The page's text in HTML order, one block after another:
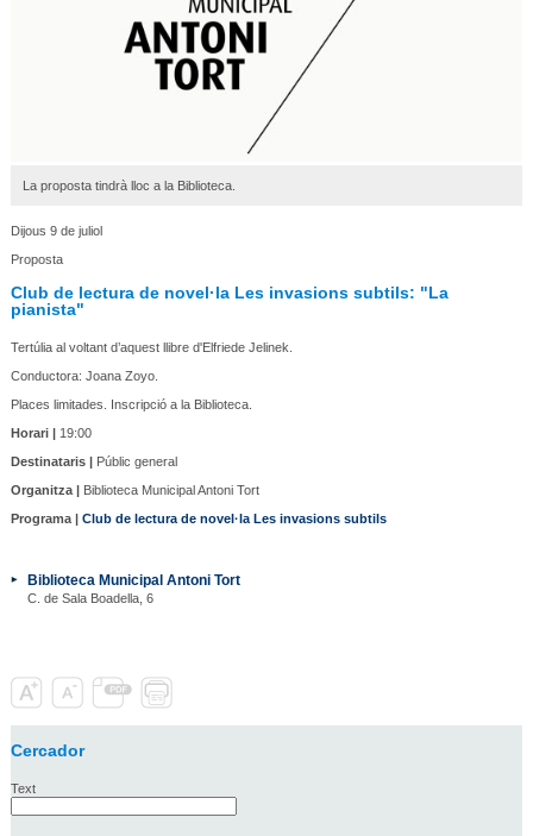
La proposta tindrà lloc a la Biblioteca.
Dijous 9 de juliol
Proposta
Club de lectura de novel·la Les invasions subtils: "La
pianista"
Tertúlia al voltant d’aquest llibre d'Elfriede Jelinek.
Conductora: Joana Zoyo.
Places limitades. Inscripció a la Biblioteca.
Horari |19:00
Destinataris |Públic general
Organitza |Biblioteca Municipal Antoni Tort
Programa | Club de lectura de novel·la Les invasions subtils
Biblioteca Municipal Antoni Tort
C. de Sala Boadella, 6
Cercador
Text